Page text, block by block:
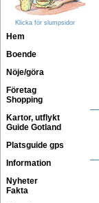
Klicka för slumpsidor
Hem
Boende
Nöje/göra
Företag
Shopping
Kartor, utflykt
Guide Gotland
Platsguide gps
Information
Nyheter
Fakta